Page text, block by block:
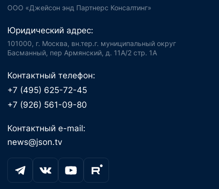
ООО «Джейсон энд Партнерс Консалтинг»
Юридический адрес:
101000, г. Москва, вн.тер.г. муниципальный округ
Басманный, пер Армянский, д. 11А/2 стр. 1А
Контактный телефон:
+7 (495) 625-72-45
+7 (926) 561-09-80
Контактный e-mail:
news@json.tv